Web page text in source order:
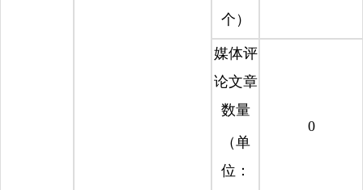
个）
媒体评
论文章
数量
（单
位：
0